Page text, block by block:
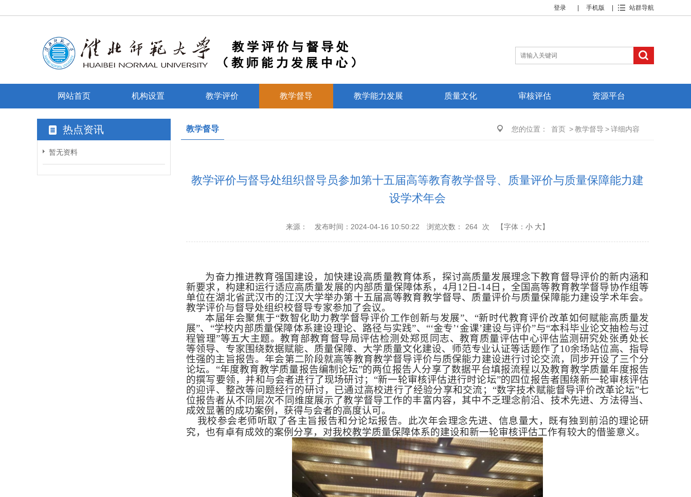
登录 手机版 站群导航
网站首页 机构设置 教学评价 教学督导 教学能力发展 质量文化 审核评估 资源平台
热点资讯
暂无资料
您的位置： 首页 >教学督导 >详细内容
教学督导
教学评价与督导处组织督导员参加第十五届高等教育教学督导、质量评价与质量保障能力建
设学术年会
来源： 发布时间：2024-04-16 10:50:22 浏览次数： 264 次 【字体： 小 大】
为奋力推进教育强国建设，加快建设高质量教育体系 ，探讨高质量发展理念下教育督导评价的新内涵和
新要求， 构建和运行适应高质量发展的内部质量保障体系 ， 4月 12 日-14日，全国高等教育教学督导协作组等
单位在湖北省武汉市的江汉大学举办第十五届高等教育教学督导、质量评价与质量保障能力建设学术年会。
教学评价与督导处组织校督导专家参加了会议。
本届年会聚焦于“数智化助力教学督导评价工作创新与发展”、“新时代教育评价改革如何赋能高质量发
展”、“学校内部质量保障体系建设理论、路径与实践”、“‘金专’‘金课’建设与评价”与“本科毕业论文抽检与过
程管理”等五大主题。教育部教育督导局评估检测处郑觅同志、教育质量评估中心评估监测研究处张勇处长
等领导、专家围绕数据赋能、质量保障、大学质量文化建设、师范专业认证等话题作了10余场站位高、指导
性强的主旨报告。 年会第二阶段就高等教育教学督导评价与质保能力建设进行讨论交流，同步开设了三个分
论坛。 “年度教育教学质量报告编制论坛”的两位报告人分享了数据平台填报流程以及教育教学质量年度报告
的撰写要领，并和与会者进行了现场研讨；“新一轮审核评估进行时论坛”的四位报告者围绕新一轮审核评估
的迎评、整改等问题经行的研讨，已通过高校进行了经验分享和交流；“数字技术赋能督导评价改革论坛”七
位报告者从不同层次不同维度展示了教学督导工作的丰富内容，其中不乏理念前沿、技术先进、方法得当、
成效显著的成功案例，获得与会者的高度认可。
我校参会老师听取了各主旨报告和分论坛报告。此次年会理念先进、信息量大，既有独到前沿的理论研
究，也有卓有成效的案例分享，对我校教学质量保障体系的建设和新一轮审核评估工作有较大的借鉴意义。